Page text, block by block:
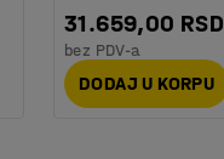
31.659,00 RSD
bez PDV-a
DODAJ U KORPU